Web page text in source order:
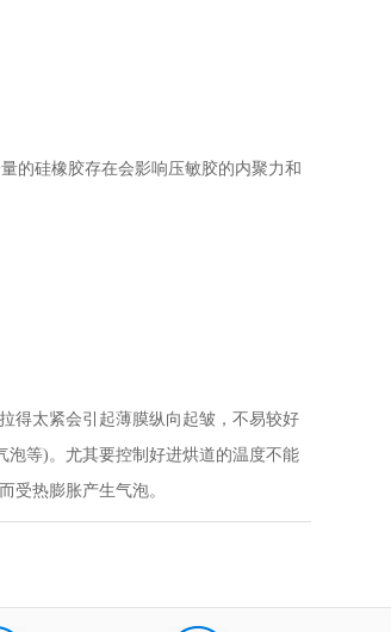
的硅橡胶存在会影响压敏胶的内聚力和
太紧会引起薄膜纵向起皱，不易较好
泡等)。尤其要控制好进烘道的温度不能
受热膨胀产生气泡。